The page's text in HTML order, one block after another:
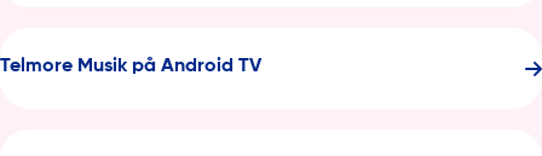
Telmore Musik på Android TV